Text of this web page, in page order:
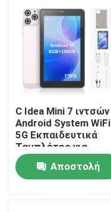
Αρχική Σελίδα
Προϊόντα
C Idea Mini 7 ιντσών
Android System WiFi
5G Εκπαιδευτικά
Ταμπλέτες για
Σπουδαστές CM516
Αποστολή